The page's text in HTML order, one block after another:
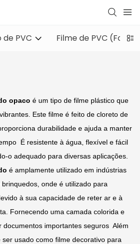
PVC Filme de PVC (Folha
opaco é um tipo de filme plástico que
Este filme é feito de cloreto de
durabilidade e ajuda a manter
É resistente à água, flexível e fácil
o adequado para diversas aplicações.
é amplamente utilizado em indústrias
onde é utilizado para
à sua capacidade de reter ar e à
Fornecendo uma camada colorida e
documentos importantes seguros Além
usado como filme decorativo para